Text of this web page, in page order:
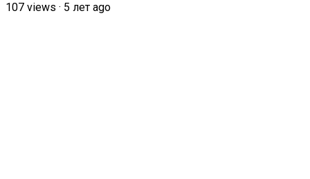
107 views · 5 лет ago